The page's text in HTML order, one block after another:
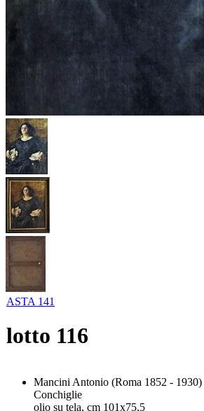
ASTA 141
lotto 116
Mancini Antonio (Roma 1852 - 1930)
Conchiglie
olio su tela, cm 101x75,5